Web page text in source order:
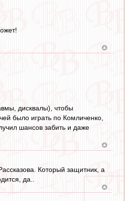
дисквалы), чтобы
было играть по Комличенко,
шансов забить и даже
Который защитник, а
да..